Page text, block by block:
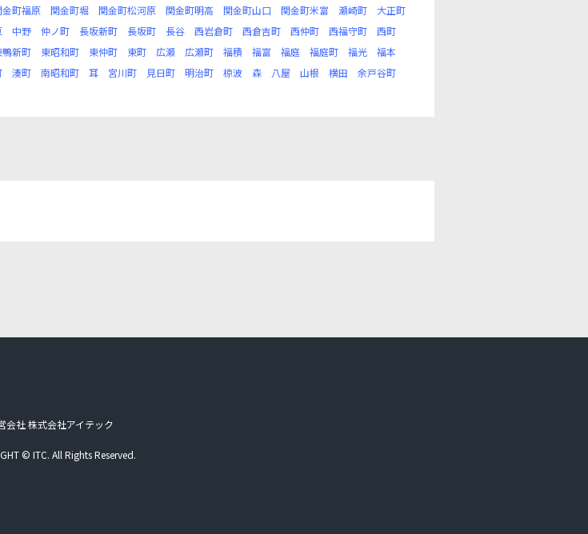
金町福原 関金町堀 関金町松河原 関金町明高 関金町山口 関金町米富 瀬崎町
大正町
中野 仲ノ町 長坂新町 長坂町 長谷 西岩倉町 西倉吉町 西仲町 西福守町
西町
鴨新町 東昭和町 東仲町 東町 広瀬 広瀬町 福積 福富 福庭 福庭町 福光
福本
湊町 南昭和町 耳 宮川町 見日町 明治町 椋波 森 八屋 山根 横田
余戸谷町
会社 株式会社アイテック
© ITC. All Rights Reserved.